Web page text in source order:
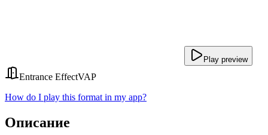
Play preview
Entrance EffectVAP
How do I play this format in my app?
Описание